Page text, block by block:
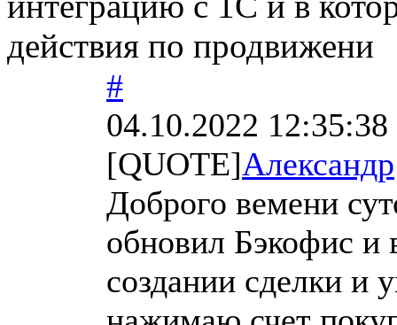
действия по продвижени
#
04.10.2022 12:35:38
[QUOTE]Александр
Доброго вемени
обновил Бэкофис и
создании сделки и